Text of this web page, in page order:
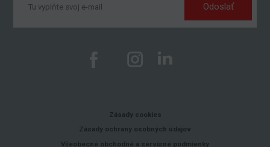
Odoslať
Zásady cookies
Zásady ochrany osobných údajov
Všeobecné obchodné a servisné podmienky